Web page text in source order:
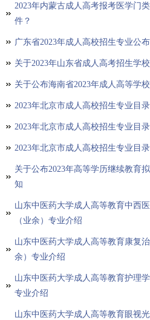
2023年内蒙古成人高考报考医学门
件？
广东省2023年成人高校招生专业公布
关于2023年山东省成人高考招生学
关于公布海南省2023年成人高等学
2023年北京市成人高校招生专业目
2023年北京市成人高校招生专业目
2023年北京市成人高校招生专业目
关于公布2023年高等学历继续教育
知
山东中医药大学成人高等教育中西
（业余）专业介绍
山东中医药大学成人高等教育康复
余）专业介绍
山东中医药大学成人高等教育护理
专业介绍
山东中医药大学成人高等教育眼视